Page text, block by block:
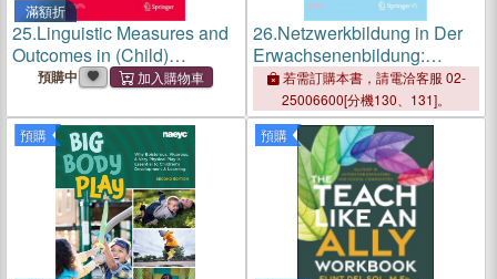
滿額折
25.Linguistic Measures and
Outcomes in (Child)
Multilingualism: A Focus on
Heritage or Majority
Languages
預購中
26.Netzwerkbildung in Der
Erwachsenenbildung:
Etablierung Erweiterter
Koordinations- Und
Steuerungsformen in Den
Lernwelten Erwachsener
若需訂購本書，請電洽客服 02-
25006600[分機130、131]。
預購
預購